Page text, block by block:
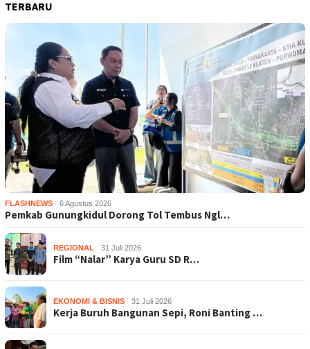
TERBARU
FLASHNEWS 6 Agustus 2026
Pemkab Gunungkidul Dorong Tol Tembus Ngl…
REGIONAL 31 Juli 2026
Film “Nalar” Karya Guru SD R…
EKONOMI & BISNIS 31 Juli 2026
Kerja Buruh Bangunan Sepi, Roni Banting …